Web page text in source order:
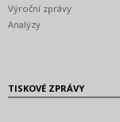
Výroční zprávy
Analýzy
TISKOVÉ ZPRÁVY